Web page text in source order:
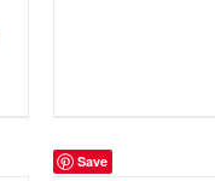
Save